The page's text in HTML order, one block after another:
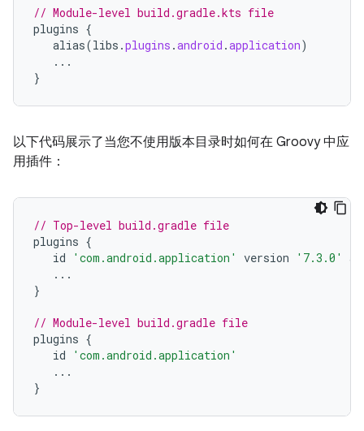
// Module-level build.gradle.kts file
plugins {
alias(libs .plugins .android .application)
...
}
以下代码展示了当您不使用版本目录时如何在 Groovy 中应
用插件：
// Top-level build.gradle file
plugins {
id
'com.android.application' version '7.3.0'
...
}
// Module-level build.gradle file
plugins {
id
'com.android.application'
...
}